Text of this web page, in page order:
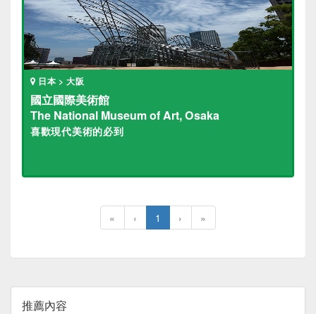
日本 > 大阪
國立國際美術館
The National Museum of Art, Osaka
喜歡現代美術的必到
« ‹ 1 › »
推薦內容